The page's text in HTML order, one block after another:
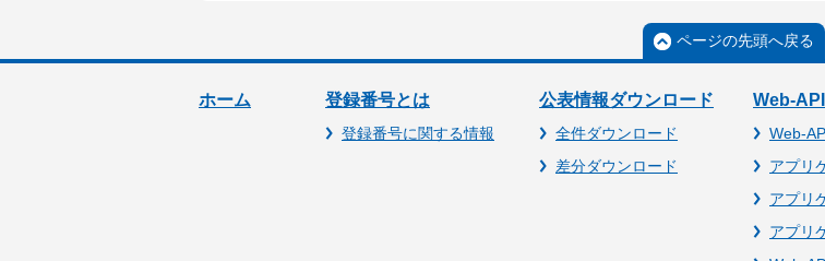
ページの先頭へ戻る
ホーム 登録番号とは
登録番号に関する情報
公表情報ダウンロード
全件ダウンロード
差分ダウンロード
Web-API
Web-
アプリ
アプリ
アプリ